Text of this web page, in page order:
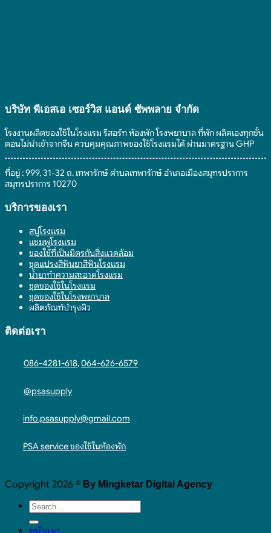
บริษัท พีเอสเอ เซอร์วิส แอนด์ ซัพพลาย จํากัด
โรงงานผลิตของใช้ในโรงแรม รีสอร์ท ห้องพัก โรงพยาบาล ที่พัก ผลิตเองทุกขั้น
ตอนไม่นำเข้าจากจีน ควบคุมคุณภาพของใช้โรงแรมได้ ผ่านมาตรฐาน GHP
ที่อยู่ : 999, 31-32 ถ. เทพารักษ์ ตำบลเทพารักษ์ อำเภอเมืองสมุทรปราการ
สมุทรปราการ 10270
บริการของเรา
สบู่โรงแรม
แชมพูโรงแรม
ของใช้ที่เป็นมิตรกับสิ่งแวดล้อม
ชุดแปรงสีฟันยาสีฟันโรงแรม
น้ำยาทำความสะอาดโรงแรม
ชุดของใช้ในโรงแรม
ชุดของใช้ในโรงพยาบาล
ผลิตภัณฑ์บำรุงผิว
ติดต่อเรา
086-4281-618,064-626-6579
@psasupply
info.psasupply@gmail.com
PSA service ของใช้ในห้องพัก
Copyright 2026 © By Mingketar Digital Agency